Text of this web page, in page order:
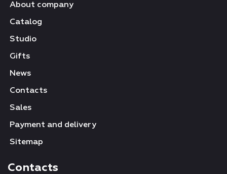
About company
Catalog
Studio
Gifts
News
Contacts
Sales
Payment and delivery
Sitemap
Contacts